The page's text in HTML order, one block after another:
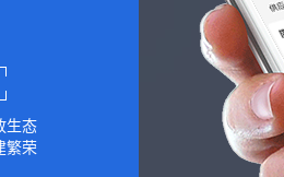
生态
繁荣